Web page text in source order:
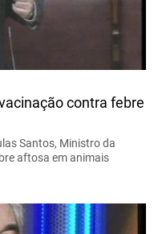
contra febre
Santos, Ministro da
aftosa em animais